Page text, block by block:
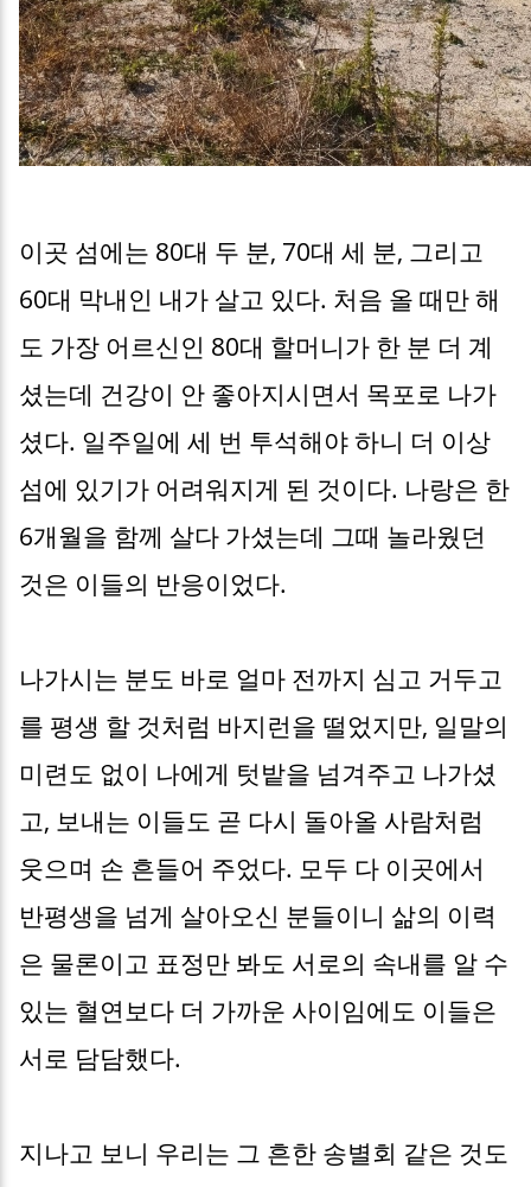
이곳 섬에는 80대 두 분, 70대 세 분, 그리고
60대 막내인 내가 살고 있다. 처음 올 때만 해
도 가장 어르신인 80대 할머니가 한 분 더 계
셨는데 건강이 안 좋아지시면서 목포로 나가
셨다. 일주일에 세 번 투석해야 하니 더 이상
섬에 있기가 어려워지게 된 것이다. 나랑은 한
6개월을 함께 살다 가셨는데 그때 놀라웠던
것은 이들의 반응이었다.
나가시는 분도 바로 얼마 전까지 심고 거두고
를 평생 할 것처럼 바지런을 떨었지만, 일말의
미련도 없이 나에게 텃밭을 넘겨주고 나가셨
고, 보내는 이들도 곧 다시 돌아올 사람처럼
웃으며 손 흔들어 주었다. 모두 다 이곳에서
반평생을 넘게 살아오신 분들이니 삶의 이력
은 물론이고 표정만 봐도 서로의 속내를 알 수
있는 혈연보다 더 가까운 사이임에도 이들은
서로 담담했다.
지나고 보니 우리는 그 흔한 송별회 같은 것도